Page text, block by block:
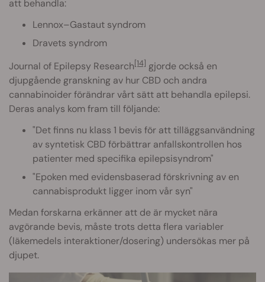
att behandla:
Lennox–Gastaut syndrom
Dravets syndrom
Journal of Epilepsy Research[14] gjorde också en
djupgående granskning av hur CBD och andra
cannabinoider förändrar vårt sätt att behandla epilepsi.
Deras analys kom fram till följande:
"Det finns nu klass 1 bevis för att tilläggsanvändning
av syntetisk CBD förbättrar anfallskontrollen hos
patienter med specifika epilepsisyndrom"
"Epoken med evidensbaserad förskrivning av en
cannabisprodukt ligger inom vår syn"
Medan forskarna erkänner att de är mycket nära
avgörande bevis, måste trots detta flera variabler
(läkemedels interaktioner/dosering) undersökas mer på
djupet.